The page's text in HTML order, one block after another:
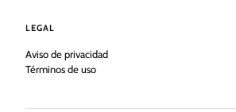
LEGAL
Aviso de privacidad
Términos de uso